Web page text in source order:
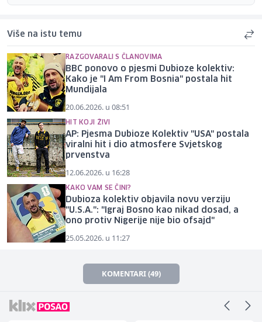
Više na istu temu
RAZGOVARALI S ČLANOVIMA
BBC ponovo o pjesmi Dubioze kolektiv:
Kako je "I Am From Bosnia" postala hit
Mundijala
20.06.2026. u 08:51
HIT KOJI ŽIVI
AP: Pjesma Dubioze Kolektiv "USA" postala
viralni hit i dio atmosfere Svjetskog
prvenstva
12.06.2026. u 16:28
KAKO VAM SE ČINI?
Dubioza kolektiv objavila novu verziju
"U.S.A.": "Igraj Bosno kao nikad dosad, a
ono protiv Nigerije nije bio ofsajd"
25.05.2026. u 11:27
KOMENTARI (49)